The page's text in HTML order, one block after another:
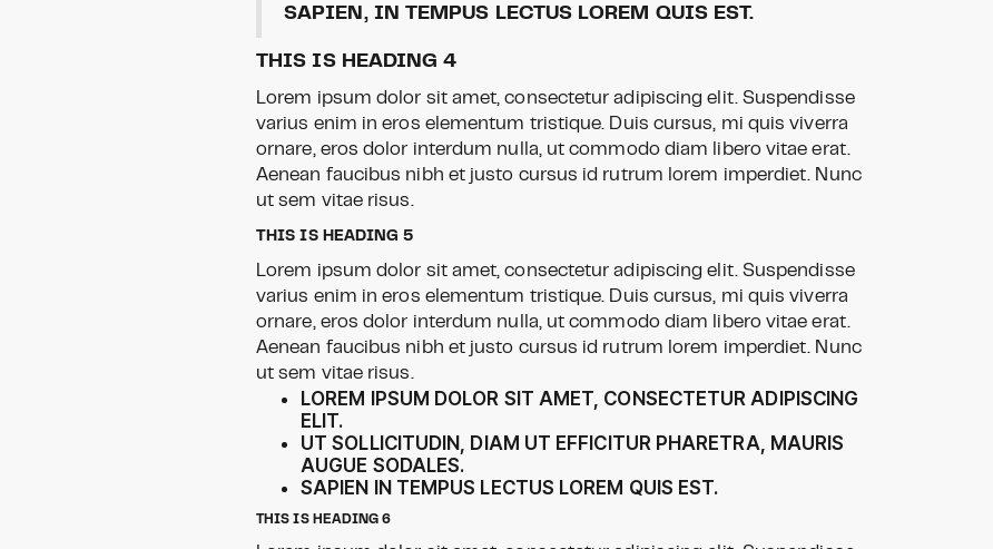
SAPIEN, IN TEMPUS LECTUS LOREM QUIS EST.
THIS IS HEADING 4
Lorem ipsum dolor sit amet, consectetur adipiscing elit. Suspendisse
varius enim in eros elementum tristique. Duis cursus, mi quis viverra
ornare, eros dolor interdum nulla, ut commodo diam libero vitae erat.
Aenean faucibus nibh et justo cursus id rutrum lorem imperdiet. Nunc
ut sem vitae risus.
THIS IS HEADING 5
Lorem ipsum dolor sit amet, consectetur adipiscing elit. Suspendisse
varius enim in eros elementum tristique. Duis cursus, mi quis viverra
ornare, eros dolor interdum nulla, ut commodo diam libero vitae erat.
Aenean faucibus nibh et justo cursus id rutrum lorem imperdiet. Nunc
ut sem vitae risus.
LOREM IPSUM DOLOR SIT AMET, CONSECTETUR ADIPISCING
ELIT.
UT SOLLICITUDIN, DIAM UT EFFICITUR PHARETRA, MAURIS
AUGUE SODALES.
SAPIEN IN TEMPUS LECTUS LOREM QUIS EST.
THIS IS HEADING 6